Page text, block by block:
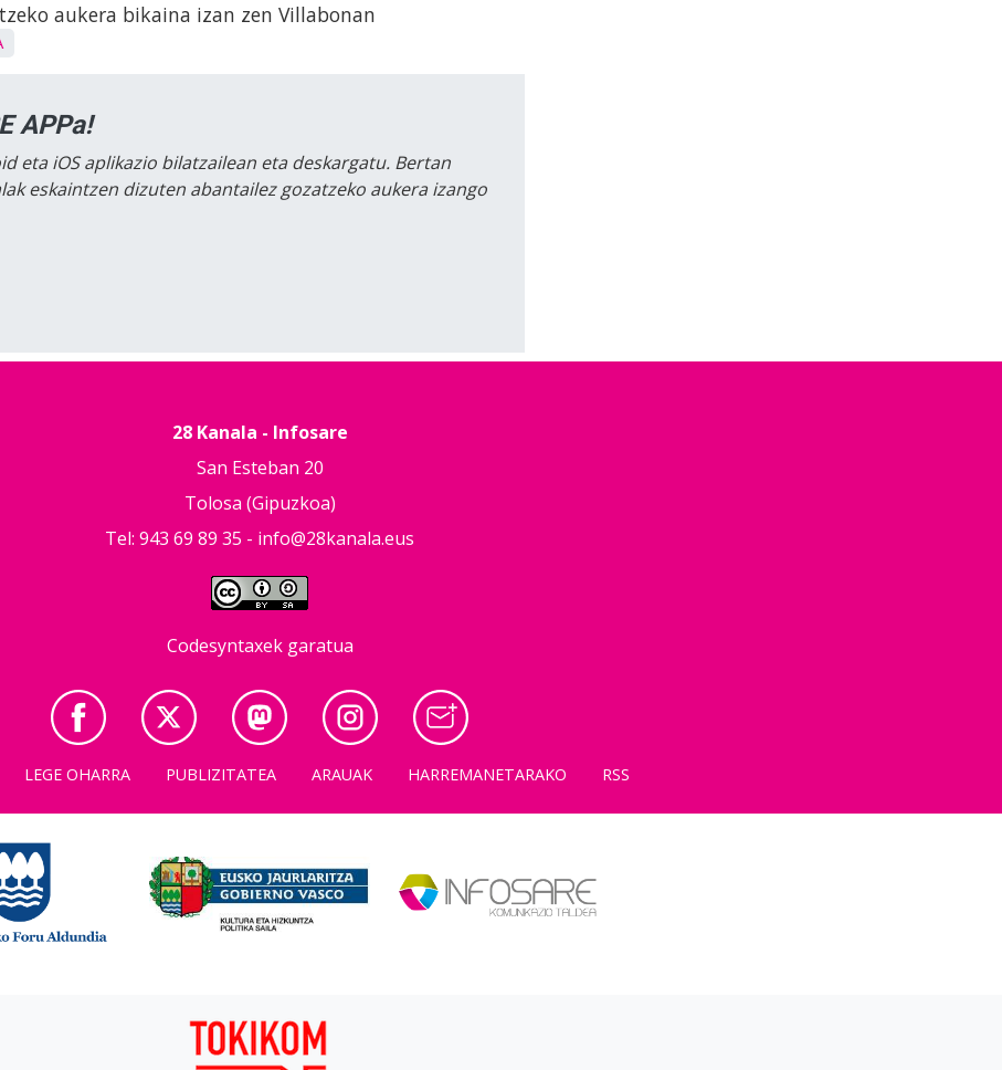
aukera bikaina izan zen Villabonan
APPa!
eta iOS aplikazio bilatzailean eta deskargatu. Bertan
eskaintzen dizuten abantailez gozatzeko aukera izango
28 Kanala - Infosare
San Esteban 20
Tolosa (Gipuzkoa)
Tel: 943 69 89 35 - info@28kanala.eus
Codesyntaxek garatua
LEGE OHARRA PUBLIZITATEA ARAUAK HARREMANETARAKO RSS